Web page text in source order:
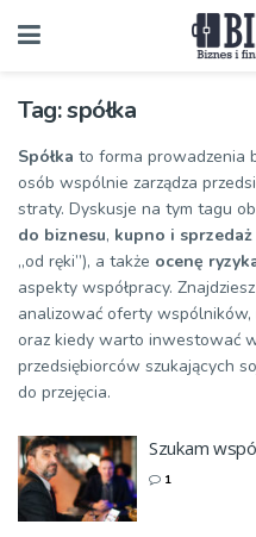
Tag:spółka
Spółka to forma prowadzenia
osób wspólnie zarządza
straty. Dyskusje na tym tagu
do biznesu, kupno i
„od ręki”), a także ocenę
aspekty współpracy.
analizować oferty wspólników,
oraz kiedy warto inwestować
przedsiębiorców szukających
do przejęcia.
Szukam
1